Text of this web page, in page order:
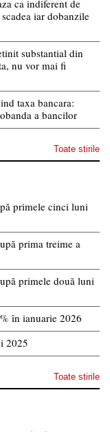
ca indiferent de
iar dobanzile
substantial din
nu vor mai fi
taxa bancara:
a bancilor
Toate stirile
primele cinci luni
prima treime a
primele două luni
în ianuarie 2026
2025
Toate stirile